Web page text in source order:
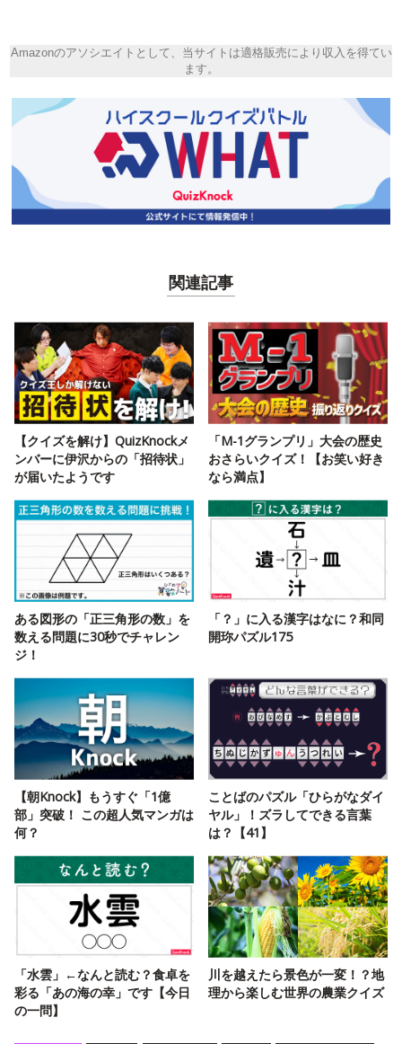
Amazonのアソシエイトとして、当サイトは適格販売により収入を得てい
ます。
関連記事
【クイズを解け】QuizKnockメ
ンバーに伊沢からの「招待状」
が届いたようです
「M-1グランプリ」大会の歴史
おさらいクイズ！【お笑い好き
なら満点】
ある図形の「正三角形の数」を
数える問題に30秒でチャレン
ジ！
「？」に入る漢字はなに？和同
開珎パズル175
【朝Knock】もうすぐ「1億
部」突破！ この超人気マンガは
何？
ことばのパズル「ひらがなダイ
ヤル」！ズラしてできる言葉
は？【41】
「水雲」←なんと読む？食卓を
彩る「あの海の幸」です【今日
の一問】
川を越えたら景色が一変！？地
理から楽しむ世界の農業クイズ